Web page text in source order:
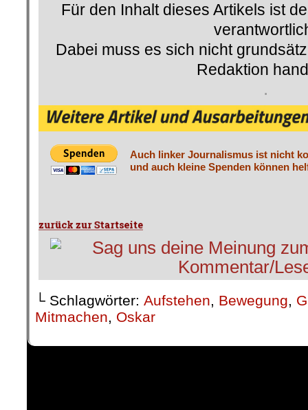
Für den Inhalt dieses Artikels ist
Dabei muss es sich nicht
Redaktion
.
Auch linker Journalismus ist nicht
und auch kleine Spenden können
└ Schlagwörter: Aufstehen, Bewegung,
Mitmachen, Oskar